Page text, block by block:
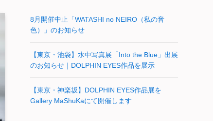
8月開催中止「WATASHI no NEIRO（私の音
色）」のお知らせ
【東京・池袋】水中写真展「Into the Blue」出展
のお知らせ｜DOLPHIN EYES作品を展示
【東京・神楽坂】DOLPHIN EYES作品展を
Gallery MaShuKaにて開催します